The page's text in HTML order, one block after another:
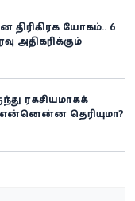
திரிகிரக யோகம்.. 6
அதிகரிக்கும்
ரகசியமாகக்
தெரியுமா?